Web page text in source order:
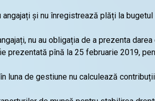
și nu înregistrează plăți la bugetul
nu au obligația de a prezenta darea
prezentată pînă la 25 februarie 2019,
luna de gestiune nu calculează